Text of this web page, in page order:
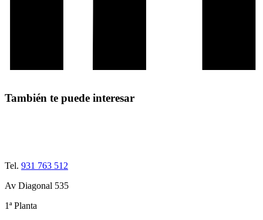
También te puede interesar
Tel. 931 763 512
Av Diagonal 535
1ª Planta